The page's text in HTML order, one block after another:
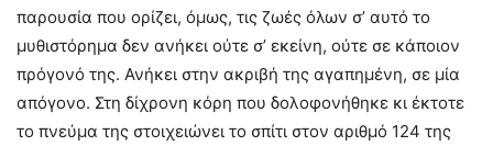
παρουσία που ορίζει, όμως, τις ζωές όλων σ’ αυτό το
μυθιστόρημα δεν ανήκει ούτε σ’ εκείνη, ούτε σε κάποιον
πρόγονό της. Ανήκει στην ακριβή της αγαπημένη, σε μία
απόγονο. Στη δίχρονη κόρη που δολοφονήθηκε κι έκτοτε
το πνεύμα της στοιχειώνει το σπίτι στον αριθμό 124 της